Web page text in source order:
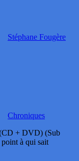
Stéphane Fougère
Chroniques
+ DVD) (Sub
point à qui sait